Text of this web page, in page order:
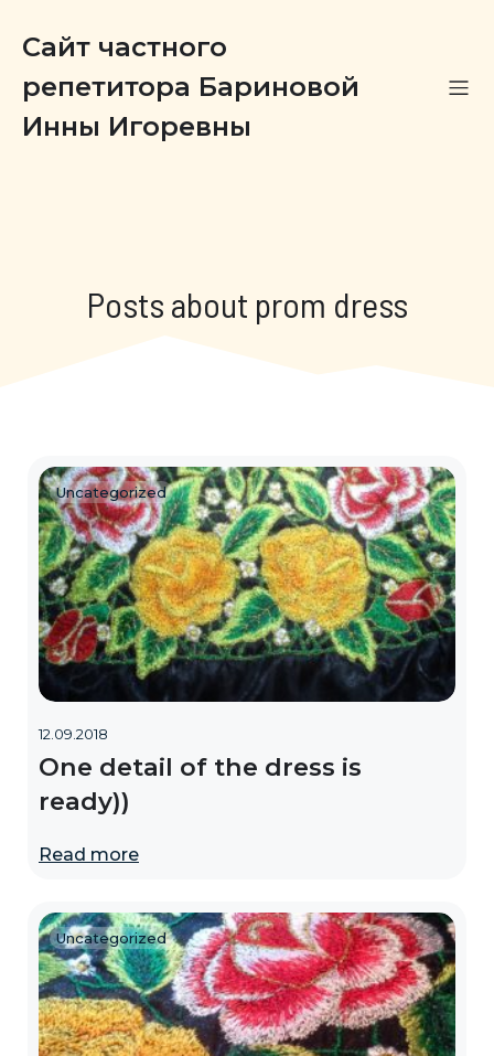
Сайт частного
репетитора Бариновой
Инны Игоревны
Posts about prom dress
Uncategorized
12.09.2018
One detail of the dress is
ready))
Read more
Uncategorized